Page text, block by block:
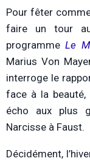
Pour fêter
faire un tour
programmeLe
Marius Von
interroge le
face à la
écho aux plus
Narcisse à Faust.
Décidément,